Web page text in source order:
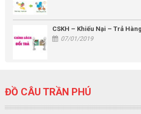
CSKH – Khiếu Nại – Trả Hàng
07/01/2019
ĐỒ CÂU TRẦN PHÚ